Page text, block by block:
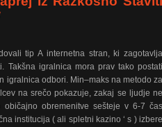
tip A internetna stran, ki zagotavlja
Takšna igralnica mora prav tako postati
igralnica odbori. Min–maks na metodo za
na srečo pokazuje, zakaj se ljudje ne
obremenitve sešteje v 6-7 čas
institucija ( ali spletni kazino ‘ s ) izbere